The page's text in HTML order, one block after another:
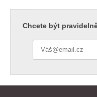
Chcete být